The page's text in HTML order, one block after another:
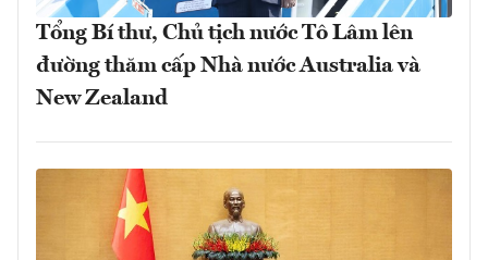
Tổng Bí thư, Chủ tịch nước Tô Lâm lên
đường thăm cấp Nhà nước Australia và
New Zealand